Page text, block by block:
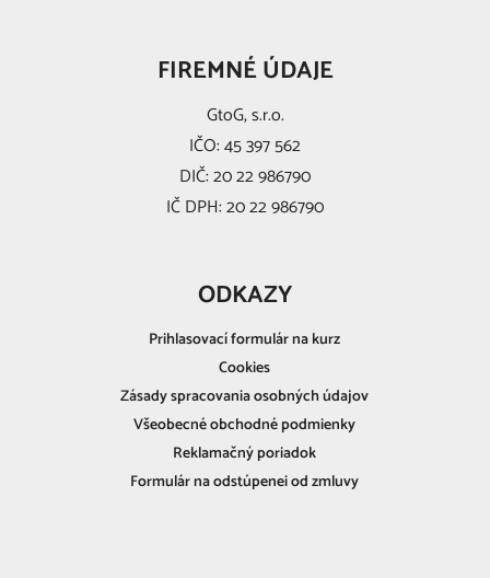
FIREMNÉ ÚDAJE
GtoG, s.r.o.
IČO: 45 397 562
DIČ: 20 22 986790
IČ DPH: 20 22 986790
ODKAZY
Prihlasovací formulár na kurz
Cookies
Zásady spracovania osobných údajov
Všeobecné obchodné podmienky
Reklamačný poriadok
Formulár na odstúpenei od zmluvy